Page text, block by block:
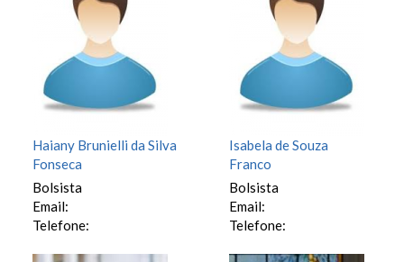
Haiany Brunielli da Silva
Fonseca
Bolsista
Email:
Telefone:
Isabela de Souza
Franco
Bolsista
Email:
Telefone: